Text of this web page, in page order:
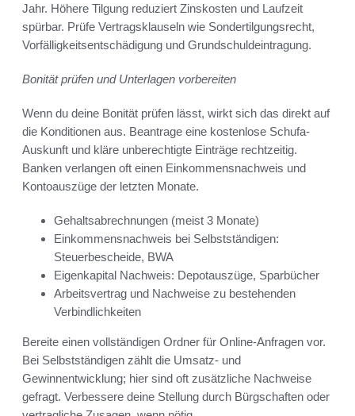
Jahr. Höhere Tilgung reduziert Zinskosten und Laufzeit
spürbar. Prüfe Vertragsklauseln wie Sondertilgungsrecht,
Vorfälligkeitsentschädigung und Grundschuldeintragung.
Bonität prüfen und Unterlagen vorbereiten
Wenn du deine Bonität prüfen lässt, wirkt sich das direkt auf
die Konditionen aus. Beantrage eine kostenlose Schufa-
Auskunft und kläre unberechtigte Einträge rechtzeitig.
Banken verlangen oft einen Einkommensnachweis und
Kontoauszüge der letzten Monate.
Gehaltsabrechnungen (meist 3 Monate)
Einkommensnachweis bei Selbstständigen:
Steuerbescheide, BWA
Eigenkapital Nachweis: Depotauszüge, Sparbücher
Arbeitsvertrag und Nachweise zu bestehenden
Verbindlichkeiten
Bereite einen vollständigen Ordner für Online-Anfragen vor.
Bei Selbstständigen zählt die Umsatz- und
Gewinnentwicklung; hier sind oft zusätzliche Nachweise
gefragt. Verbessere deine Stellung durch Bürgschaften oder